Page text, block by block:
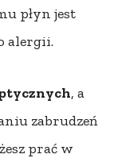
płyn jest
alergii.
, a
zabrudzeń
prać w